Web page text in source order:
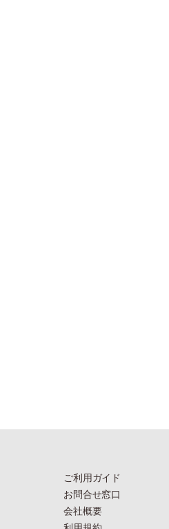
ご利用ガイド
お問合せ窓口
会社概要